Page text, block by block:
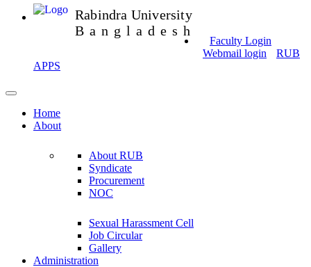
Rabindra University
Bangladesh
Faculty Login
Webmail login
RUB
APPS
Home
About
About RUB
Syndicate
Procurement
NOC
Sexual Harassment Cell
Job Circular
Gallery
Administration